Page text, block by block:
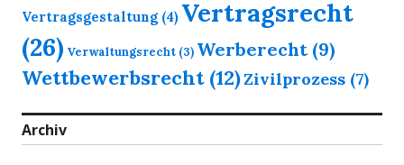
Vertragsgestaltung (4) Vertragsrecht
(26) Verwaltungsrecht (3) Werberecht(9)
Wettbewerbsrecht(12)Zivilprozess (7)
Archiv